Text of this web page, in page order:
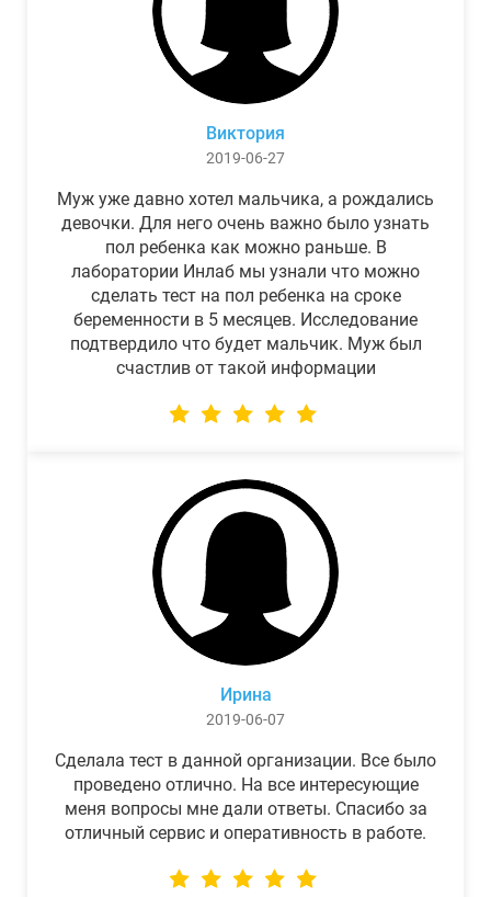
Виктория
2019-06-27
Муж уже давно хотел мальчика, а рождались
девочки. Для него очень важно было узнать
пол ребенка как можно раньше. В
лаборатории Инлаб мы узнали что можно
сделать тест на пол ребенка на сроке
беременности в 5 месяцев. Исследование
подтвердило что будет мальчик. Муж был
счастлив от такой информации
Ирина
2019-06-07
Сделала тест в данной организации. Все было
проведено отлично. На все интересующие
меня вопросы мне дали ответы. Спасибо за
отличный сервис и оперативность в работе.